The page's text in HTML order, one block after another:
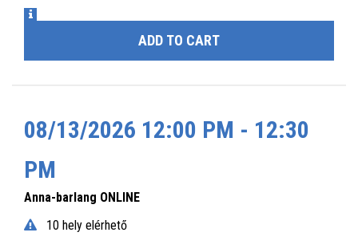
INFO
ADD TO CART
08/13/2026 12:00 PM - 12:30
PM
Anna-barlang ONLINE
10 hely elérhető